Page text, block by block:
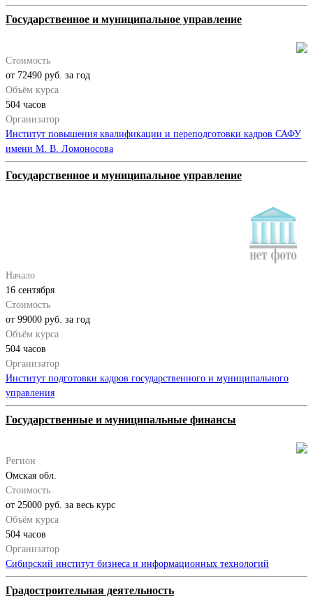
Государственное и муниципальное управление
Стоимость
от 72490 руб. за год
Объём курса
504 часов
Организатор
Институт повышения квалификации и переподготовки кадров САФУ
имени М. В. Ломоносова
Государственное и муниципальное управление
Начало
16 сентября
Стоимость
от 99000 руб. за год
Объём курса
504 часов
Организатор
Институт подготовки кадров государственного и муниципального
управления
Государственные и муниципальные финансы
Регион
Омская обл.
Стоимость
от 25000 руб. за весь курс
Объём курса
504 часов
Организатор
Сибирский институт бизнеса и информационных технологий
Градостроительная деятельность